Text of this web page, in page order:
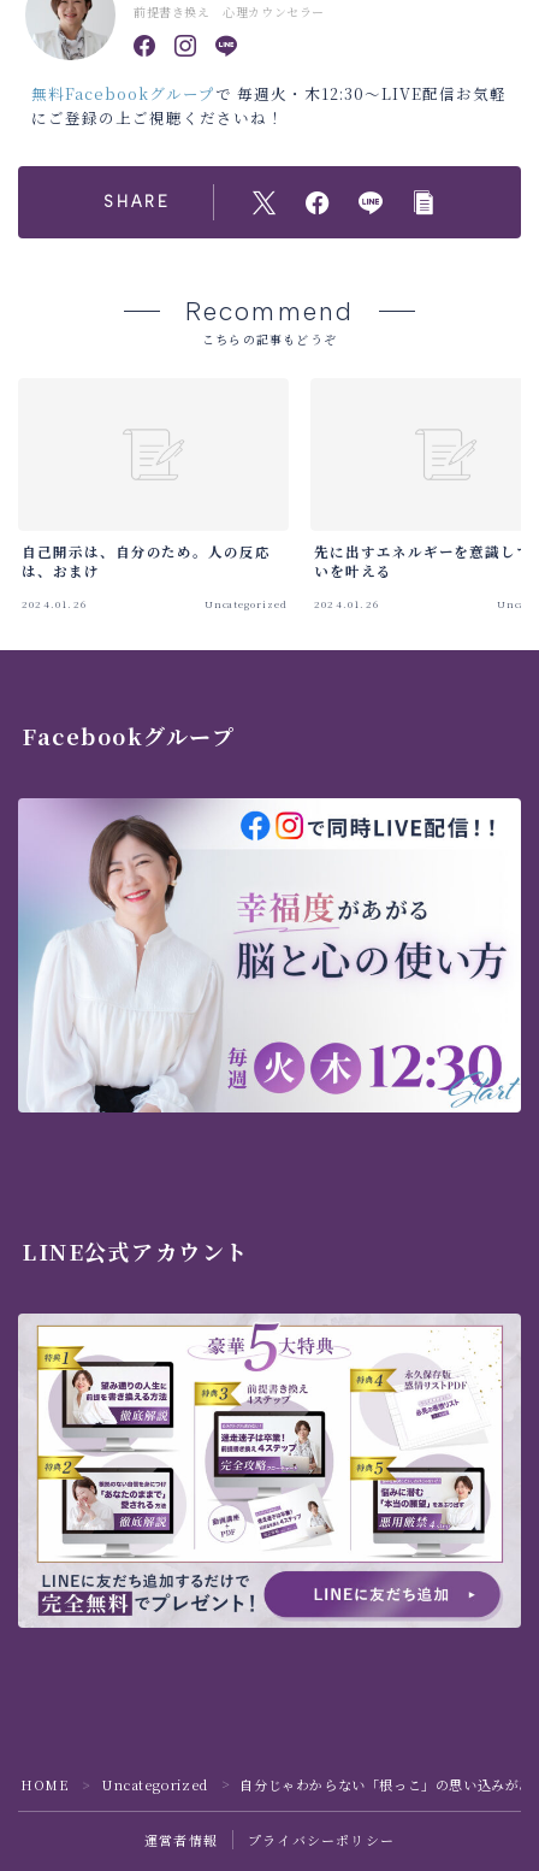
前提書き換え 心理カウンセラー
無料Facebookグループで 毎週火・木12:30～LIVE配信お気軽
にご登録の上ご視聴くださいね！
SHARE
Recommend
こちらの記事もどうぞ
自己開示は、自分のため。人の反応
は、おまけ
2024.01.26 Uncategorized
先に出すエネルギーを意識して
いを叶える
2024.01.26
Facebookグループ
LINE公式アカウント
HOME ＞ Uncategorized ＞ 自分じゃわからない「根っこ」の思い込みが
運営者情報 プライバシーポリシー